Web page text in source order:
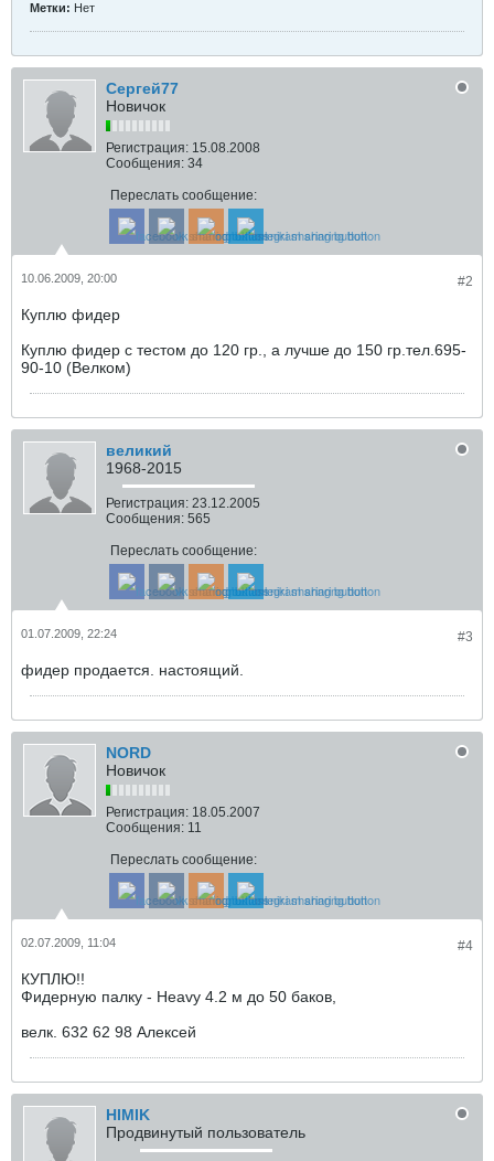
Метки: Нет
Сергей77
Новичок
Регистрация: 15.08.2008
Сообщения: 34
Переслать сообщение:
#2
10.06.2009, 20:00
Куплю фидер
Куплю фидер с тестом до 120 гр., а лучше до 150 гр.тел.695-
90-10 (Велком)
великий
1968-2015
Регистрация: 23.12.2005
Сообщения: 565
Переслать сообщение:
#3
01.07.2009, 22:24
фидер продается. настоящий.
NORD
Новичок
Регистрация: 18.05.2007
Сообщения: 11
Переслать сообщение:
#4
02.07.2009, 11:04
КУПЛЮ!!
Фидерную палку - Heavy 4.2 м до 50 баков,
велк. 632 62 98 Алексей
HIMIK
Продвинутый пользователь